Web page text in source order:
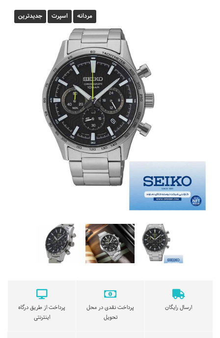
مردانه اسپرت جدیدترین
ارسال رایگان
پرداخت نقدی در محل
تحویل
پرداخت از طریق درگاه
اینترنتی